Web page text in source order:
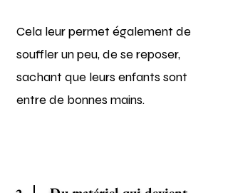
Cela leur permet également de
souffler un peu, de se reposer,
sachant que leurs enfants sont
entre de bonnes mains.